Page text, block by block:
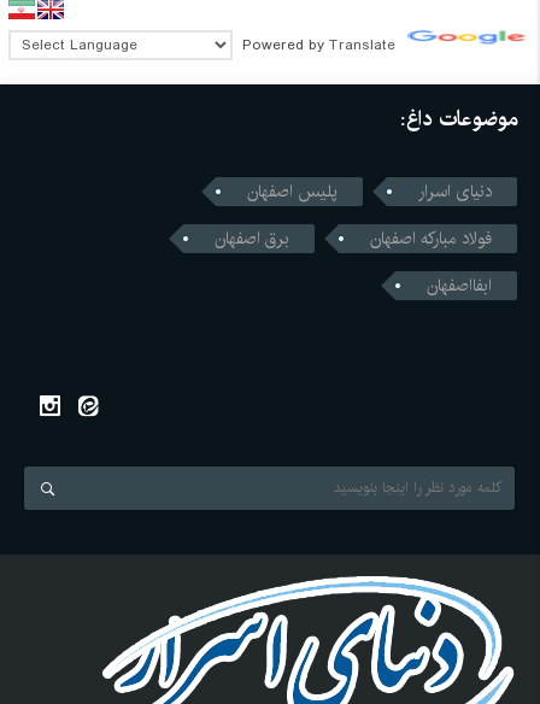
Powered by Translate
موضوعات داغ:
دنیای اسرار
پلیس اصفهان
فولاد مبارکه اصفهان
برق اصفهان
ابفااصفهان